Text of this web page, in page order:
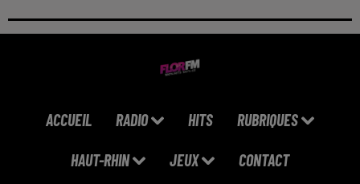
ACCUEIL RADIO HITS RUBRIQUES
HAUT-RHIN JEUX CONTACT